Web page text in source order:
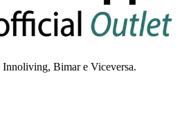
Bimar e Viceversa.